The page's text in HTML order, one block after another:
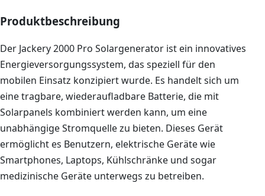
Produktbeschreibung
Der Jackery 2000 Pro Solargenerator ist ein innovatives
Energieversorgungssystem, das speziell für den
mobilen Einsatz konzipiert wurde. Es handelt sich um
eine tragbare, wiederaufladbare Batterie, die mit
Solarpanels kombiniert werden kann, um eine
unabhängige Stromquelle zu bieten. Dieses Gerät
ermöglicht es Benutzern, elektrische Geräte wie
Smartphones, Laptops, Kühlschränke und sogar
medizinische Geräte unterwegs zu betreiben.